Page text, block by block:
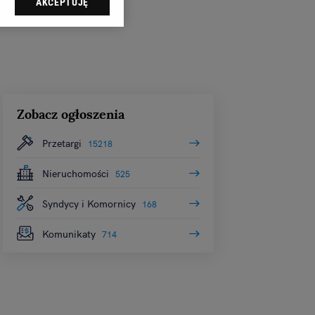
Zobacz ogłoszenia
Przetargi 15218
Nieruchomości 525
Syndycy i Komornicy 168
Komunikaty 714
do sekcji